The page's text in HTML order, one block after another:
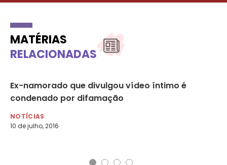
MATÉRIAS
RELACIONADAS
Ex-namorado que divulgou vídeo íntimo é
condenado por difamação
NOTÍCIAS
10 de julho, 2016